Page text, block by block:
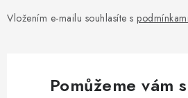
Vložením e-mailu souhlasíte s
Pomůžeme vám